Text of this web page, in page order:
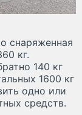
снаряженная
кг.
140 кг
1600 кг
одно или
средств.